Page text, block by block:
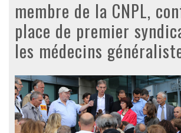
membre de la CNPL,
place de premier
les médecins